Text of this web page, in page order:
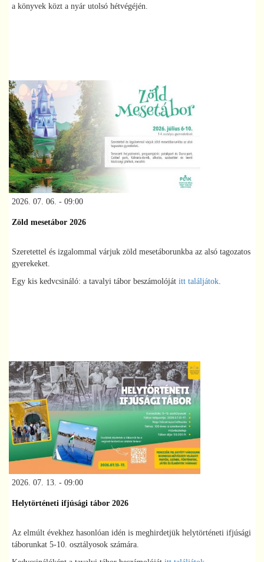
a könyvek közt a nyár utolsó hétvégéjén.
2026. 07. 06. - 09:00
Zöld mesetábor 2026
Szeretettel és izgalommal várjuk zöld mesetáborunkba az alsó tagozatos
gyerekeket.
Egy kis kedvcsináló: a tavalyi tábor beszámolóját itt találjátok
2026. 07. 13. - 09:00
Helytörténeti ifjúsági tábor 2026
Az elmúlt évekhez hasonlóan idén is meghirdetjük helytörténeti ifjúsági
táborunkat 5-10. osztályosok számára.